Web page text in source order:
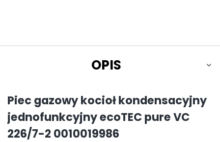
OPIS
Piec gazowy kocioł kondensacyjny
jednofunkcyjny ecoTEC pure VC
226/7-2 0010019986